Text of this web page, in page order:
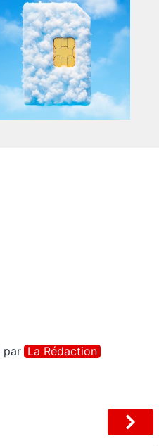
par La Rédaction